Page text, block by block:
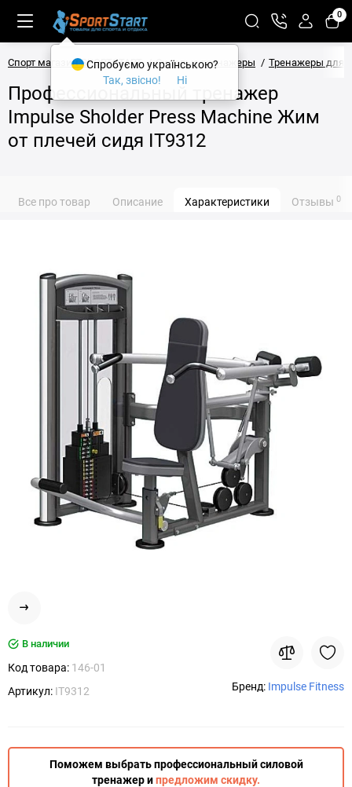
0
Спорт магазин SPORTSTART Силовые тренажеры Тренажеры для
Профессиональный тренажер
Impulse Sholder Press Machine Жим
от плечей сидя IT9312
Все про товар Описание Характеристики Отзывы 0
В наличии
Код товара: 146-01
Артикул: IT9312 Бренд: Impulse Fitness
Поможем выбрать профессиональный силовой
тренажер ипредложим скидку.
Спробуємо українською?
Так, звісно!
Ні